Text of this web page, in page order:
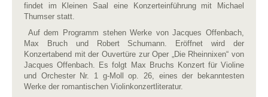
findet im Kleinen Saal eine Konzerteinführung mit Michael
Thumser statt.
Auf dem Programm stehen Werke von Jacques Offenbach,
Max Bruch und Robert Schumann. Eröffnet wird der
Konzertabend mit der Ouvertüre zur Oper „Die Rheinnixen“ von
Jacques Offenbach. Es folgt Max Bruchs Konzert für Violine
und Orchester Nr. 1 g-Moll op. 26, eines der bekanntesten
Werke der romantischen Violinkonzertliteratur.